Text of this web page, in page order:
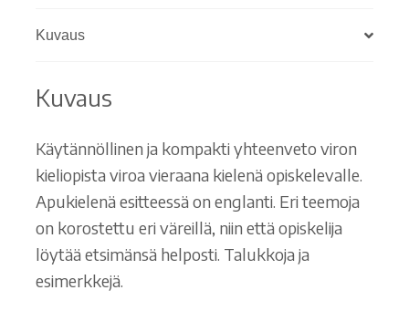
keelt
määrä
Kuvaus
Kuvaus
Käytännöllinen ja kompakti yhteenveto viron
kieliopista viroa vieraana kielenä opiskelevalle.
Apukielenä esitteessä on englanti. Eri teemoja
on korostettu eri väreillä, niin että opiskelija
löytää etsimänsä helposti. Talukkoja ja
esimerkkejä.